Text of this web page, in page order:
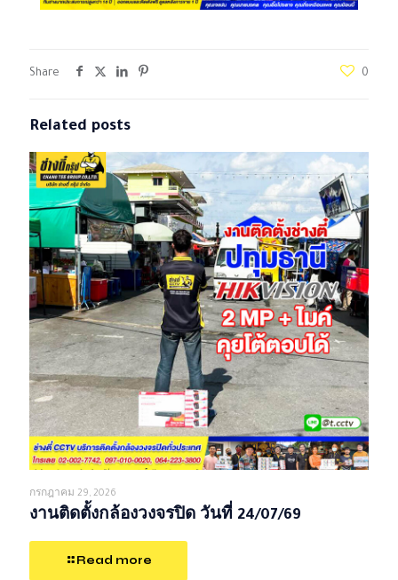
Share 0
Related posts
กรกฎาคม 29, 2026
งานติดตั้งกล้องวงจรปิด วันที่ 24/07/69
Read more